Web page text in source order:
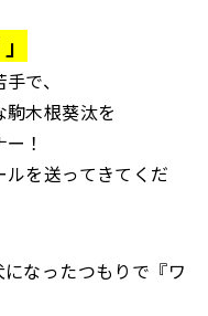
で、
木根葵汰を
！
を送ってきてくだ
なったつもりで『ワ